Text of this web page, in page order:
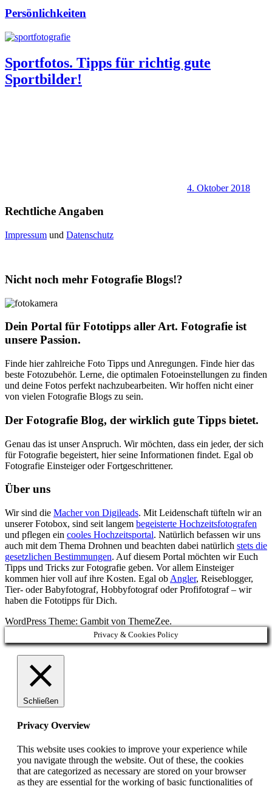
Persönlichkeiten
Sportfotos. Tipps für richtig gute
Sportbilder!
4. Oktober 2018
Rechtliche Angaben
Impressum und Datenschutz
Nicht noch mehr Fotografie Blogs!?
Dein Portal für Fototipps aller Art. Fotografie ist
unsere Passion.
Finde hier zahlreiche Foto Tipps und Anregungen. Finde hier das
beste Fotozubehör. Lerne, die optimalen Fotoeinstellungen zu finden
und deine Fotos perfekt nachzubearbeiten. Wir hoffen nicht einer
von vielen Fotografie Blogs zu sein.
Der Fotografie Blog, der wirklich gute Tipps bietet.
Genau das ist unser Anspruch. Wir möchten, dass ein jeder, der sich
für Fotografie begeistert, hier seine Informationen findet. Egal ob
Fotografie Einsteiger oder Fortgeschrittener.
Über uns
Wir sind die Macher von Digileads. Mit Leidenschaft tüfteln wir an
unserer Fotobox, sind seit langem begeisterte Hochzeitsfotografen
und pflegen ein cooles Hochzeitsportal. Natürlich befassen wir uns
auch mit dem Thema Drohnen und beachten dabei natürlich stets die
gesetzlichen Bestimmungen. Auf diesem Portal möchten wir Euch
Tipps und Tricks zur Fotografie geben. Vor allem Einsteiger
kommen hier voll auf ihre Kosten. Egal ob Angler, Reiseblogger,
Tier- oder Babyfotograf, Hobbyfotograf oder Profifotograf – wir
haben die Fototipps für Dich.
WordPress Theme: Gambit von ThemeZee.
Privacy & Cookies Policy
Schließen
Privacy Overview
This website uses cookies to improve your experience while
you navigate through the website. Out of these, the cookies
that are categorized as necessary are stored on your browser
as they are essential for the working of basic functionalities of